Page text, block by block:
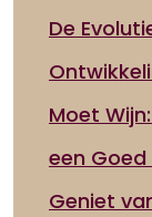
De
Moet
een Goed
Geniet